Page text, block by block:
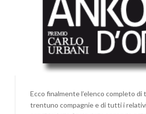
Ecco finalmente l’elenco completo
trentuno compagnie e di tutti i